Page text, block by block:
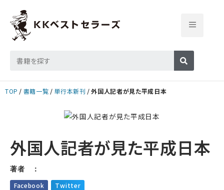
TOP 書籍一覧 単行本新刊 外国人記者が見た平成日本
外国人記者が見た平成日本
著者 ：
Facebook Twitter